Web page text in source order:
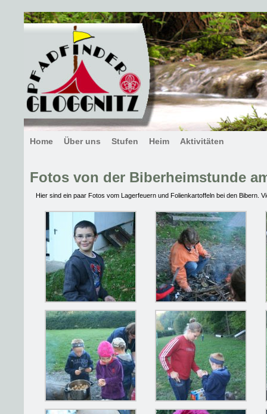
Home Über uns Stufen Heim Aktivitäten
Fotos von der Biberheimstunde
Hier sind ein paar Fotos vom Lagerfeuern und Folienkartoffeln bei den Bibern.